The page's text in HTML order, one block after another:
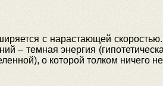
с нарастающей
– темная энергия
о которой толком ничего